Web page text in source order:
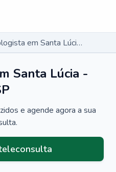
Nefrologista em Santa Lúcia - SP
Santa Lúcia -
e agende agora a sua